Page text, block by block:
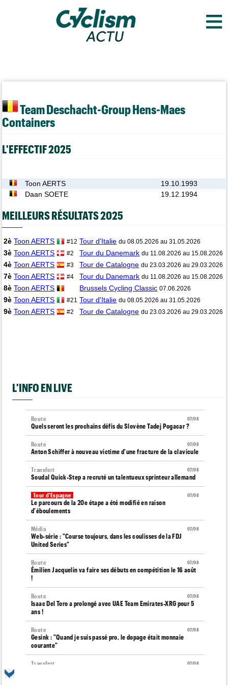
≡
Team Deschacht-Group Hens-Maes
Containers
L'EFFECTIF 2025
Toon AERTS
19.10.1993
Daan SOETE
19.12.1994
MEILLEURS RÉSULTATS 2025
2è Toon AERTS #12 Tour d'Italie du 08.05.2026 au 31.05.2026
3è Toon AERTS #2 Tour du Danemark du 11.08.2026 au 15.08.2026
4è Toon AERTS #3 Tour de Catalogne du 23.03.2026 au 29.03.2026
7è Toon AERTS #4 Tour du Danemark du 11.08.2026 au 15.08.2026
8è Toon AERTS Brussels Cycling Classic 07.06.2026
9è Toon AERTS #21 Tour d'Italie du 08.05.2026 au 31.05.2026
9è Toon AERTS #2 Tour de Catalogne du 23.03.2026 au 29.03.2026
L'INFO EN LIVE
07/08
Route
Quels seront les prochains défis du Slovène Tadej Pogacar ?
07/08
Route
Anton Schiffer à nouveau victime d'une fracture de la clavicule
07/08
Transfert
Soudal Quick-Step a recruté un talentueux sprinteur allemand
07/08
Tour d'Espagne
Le parcours de la 20e étape a été modifié en raison
d'éboulements
07/08
Média
Web-série : "Course toujours, dans les coulisses de la FDJ
United Series"
07/08
Route
Émilien Jacquelin va faire ses débuts en compétition le 16 août
!
07/08
Route
Isaac Del Toro a prolongé avec UAE Team Emirates-XRG pour 5
ans !
07/08
Route
Gesink : "Quand je suis passé pro, le dopage était monnaie
courante"
07/08
Transfert